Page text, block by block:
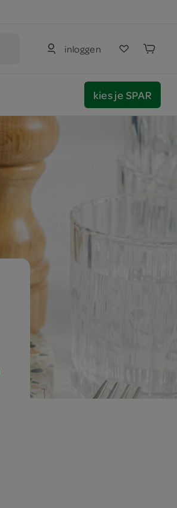
inloggen
kies je SPAR